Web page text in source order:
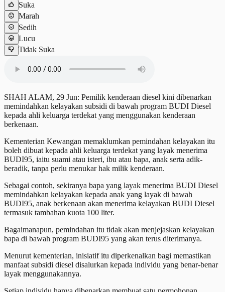
Suka
Marah
Sedih
Lucu
Tidak Suka
SHAH ALAM, 29 Jun: Pemilik kenderaan diesel kini dibenarkan
memindahkan kelayakan subsidi di bawah program BUDI Diesel
kepada ahli keluarga terdekat yang menggunakan kenderaan
berkenaan.
Kementerian Kewangan memaklumkan pemindahan kelayakan itu
boleh dibuat kepada ahli keluarga terdekat yang layak menerima
BUDI95, iaitu suami atau isteri, ibu atau bapa, anak serta adik-
beradik, tanpa perlu menukar hak milik kenderaan.
Sebagai contoh, sekiranya bapa yang layak menerima BUDI Diesel
memindahkan kelayakan kepada anak yang layak di bawah
BUDI95, anak berkenaan akan menerima kelayakan BUDI Diesel
termasuk tambahan kuota 100 liter.
Bagaimanapun, pemindahan itu tidak akan menjejaskan kelayakan
bapa di bawah program BUDI95 yang akan terus diterimanya.
Menurut kementerian, inisiatif itu diperkenalkan bagi memastikan
manfaat subsidi diesel disalurkan kepada individu yang benar-benar
layak menggunakannya.